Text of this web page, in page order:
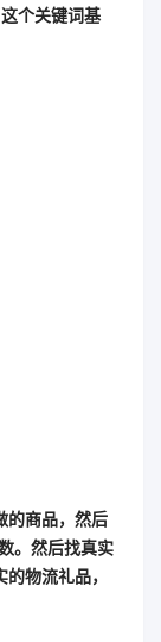
个关键词基
的商品，然后
。然后找真实
物流礼品，